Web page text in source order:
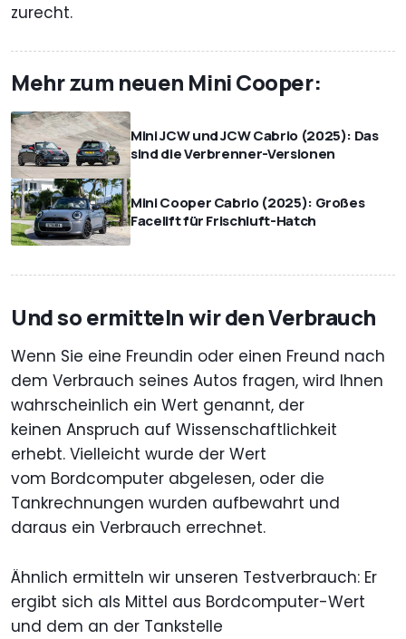
zurecht.
Mehr zum neuen Mini Cooper:
Mini JCW und JCW Cabrio (2025): Das
sind die Verbrenner-Versionen
Mini Cooper Cabrio (2025): Großes
Facelift für Frischluft-Hatch
Und so ermitteln wir den Verbrauch
Wenn Sie eine Freundin oder einen Freund nach
dem Verbrauch seines Autos fragen, wird Ihnen
wahrscheinlich ein Wert genannt, der
keinen Anspruch auf Wissenschaftlichkeit
erhebt. Vielleicht wurde der Wert
vom Bordcomputer abgelesen, oder die
Tankrechnungen wurden aufbewahrt und
daraus ein Verbrauch errechnet.
Ähnlich ermitteln wir unseren Testverbrauch: Er
ergibt sich als Mittel aus Bordcomputer-Wert
und dem an der Tankstelle